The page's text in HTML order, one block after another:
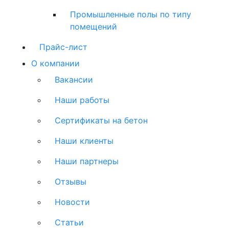
Промышленные полы по типу
помещений
Прайс-лист
О компании
Вакансии
Наши работы
Сертификаты на бетон
Наши клиенты
Наши партнеры
Отзывы
Новости
Статьи